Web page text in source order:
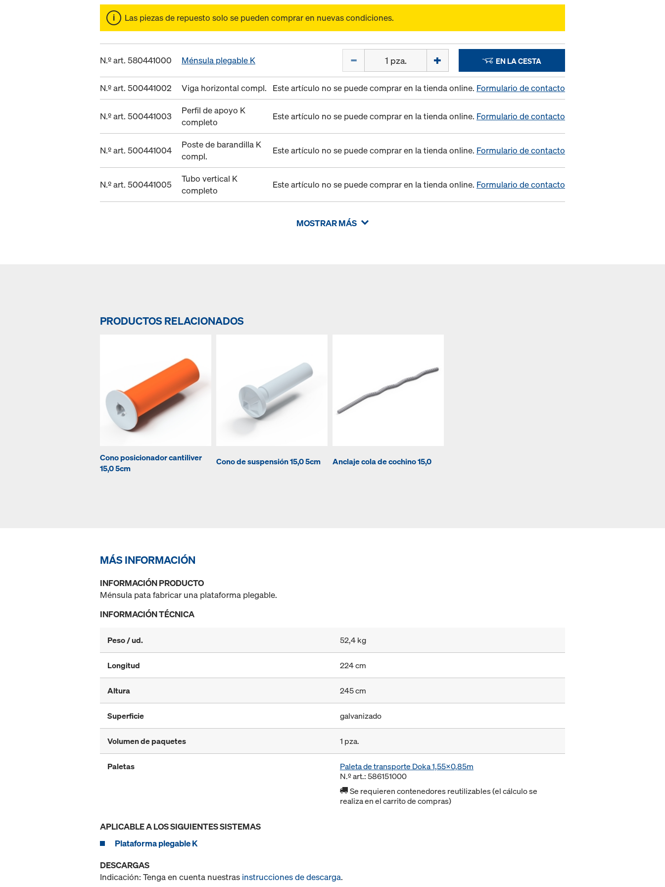
Las piezas de repuesto solo se pueden comprar en nuevas condiciones.
N.º art. 580441000 Ménsula plegable K EN LA CESTA
N.º art. 500441002 Viga horizontal compl. Este artículo no se puede comprar en la tienda online. Formulario de contacto
N.º art. 500441003
Perfil de apoyo K
completo
Este artículo no se puede comprar en la tienda online. Formulario de contacto
N.º art. 500441004
Poste de barandilla K
compl.
Este artículo no se puede comprar en la tienda online. Formulario de contacto
N.º art. 500441005
Tubo vertical K
completo
Este artículo no se puede comprar en la tienda online. Formulario de contacto
MOSTRAR MÁS
PRODUCTOS RELACIONADOS
Cono posicionador cantiliver
15,0 5cm
Cono de suspensión 15,0 5cm Anclaje cola de cochino 15,0
MÁS INFORMACIÓN
INFORMACIÓN PRODUCTO
Ménsula pata fabricar una plataforma plegable.
INFORMACIÓN TÉCNICA
Peso / ud. 52,4 kg
Longitud 224 cm
Altura 245 cm
Superficie galvanizado
Volumen de paquetes 1 pza.
Paletas
Paleta de transporte Doka 1,55x0,85m
N.º art.: 586151000
Se requieren contenedores reutilizables (el cálculo se
realiza en el carrito de compras)
APLICABLE A LOS SIGUIENTES SISTEMAS
Plataforma plegable K
DESCARGAS
Indicación: Tenga en cuenta nuestras instrucciones de descarga.